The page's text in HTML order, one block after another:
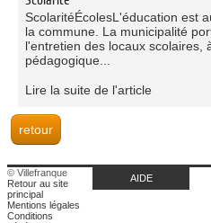
ScolaritéÉcolesL'éducation est
la commune. La municipalité
l'entretien des locaux scolaires,
pédagogique...
Lire la suite de l'article
© Villefranque
Retour au site
principal
Mentions légales
Conditions
AIDE